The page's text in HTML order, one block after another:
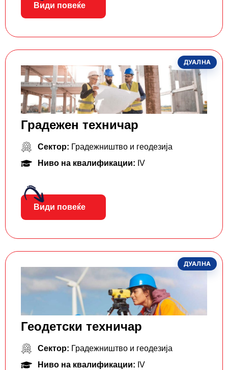
Види повеќе
ДУАЛНА
Градежен техничар
Сектор: Градежништво и геодезија
Ниво на квалификации: IV
Види повеќе
ДУАЛНА
Геодетски техничар
Сектор: Градежништво и геодезија
Ниво на квалификации: IV